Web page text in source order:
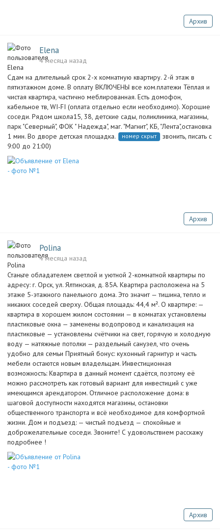
Архив
Elena
4 месяца назад
Сдам на длительный срок 2-х комнатную квартиру. 2-й этаж в
пятиэтажном доме. В оплату ВКЛЮЧЕНЫ все ком.платежи Тёплая и
чистая квартира, частично меблированная. Есть домофон,
кабельное тв, WI-FI (оплата отдельно если необходимо). Хорошие
соседи. Рядом школа15, 38, детские сады, поликлиника, магазины,
парк "Северный", ФОК " Надежда", маг. "Магнит", КБ, "Лента",остановка
1 мин. Во дворе детская площадка.
номер скрыт
звонить, писать с
9:00 до 21:00)
Архив
Polina
4 месяца назад
Станьте обладателем светлой и уютной 2-комнатной квартиры по
адресу: г. Орск, ул. Ялтинская, д. 85А. Квартира расположена на 5
этаже 5-этажного панельного дома. Это значит — тишина, тепло и
никаких соседей сверху. Общая площадь: 44,4 м². О квартире: —
квартира в хорошем жилом состоянии — в комнатах установлены
пластиковые окна — заменены водопровод и канализация на
пластиковые — установлены счётчики на свет, горячую и холодную
воду — натяжные потолки — раздельный санузел, что очень
удобно для семьи Приятный бонус: кухонный гарнитур и часть
мебели остаются новым владельцам. Инвестиционная
возможность: Квартира в данный момент сдаётся, поэтому её
можно рассмотреть как готовый вариант для инвестиций с уже
имеющимся арендатором. Отличное расположение дома: в
шаговой доступности находятся магазины, остановки
общественного транспорта и всё необходимое для комфортной
жизни. Дом и подъезд: — чистый подъезд — спокойные и
доброжелательные соседи. Звоните! С удовольствием расскажу
подробнее !
Архив